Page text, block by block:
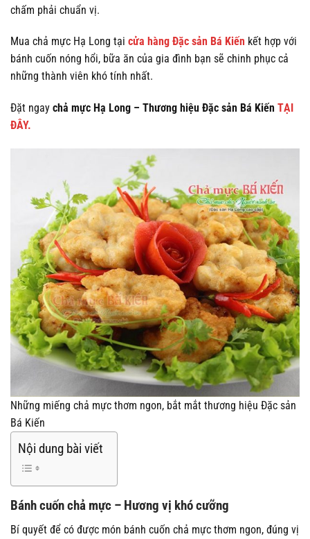
chấm phải chuẩn vị.
Mua chả mực Hạ Long tại cửa hàng Đặc sản Bá Kiến kết hợp với
bánh cuốn nóng hổi, bữa ăn của gia đình bạn sẽ chinh phục cả
những thành viên khó tính nhất.
Đặt ngay chả mực Hạ Long – Thương hiệu Đặc sản Bá Kiến TẠI
ĐÂY.
Những miếng chả mực thơm ngon, bắt mắt thương hiệu Đặc sản
Bá Kiến
Nội dung bài viết
Bánh cuốn chả mực – Hương vị khó cưỡng
Bí quyết để có được món bánh cuốn chả mực thơm ngon, đúng vị